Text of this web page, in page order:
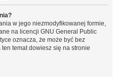
w jego niezmodyfikowanej formie,
na licencji GNU General Public
oznacza, że może być bez
temat dowiesz się na stronie